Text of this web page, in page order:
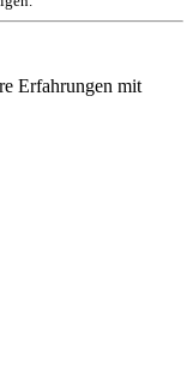
Erfahrungen mit